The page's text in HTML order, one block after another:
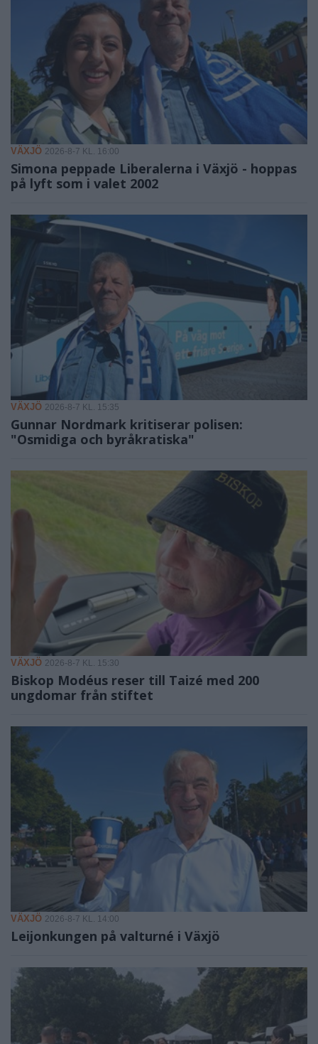
VÄXJÖ 2026-8-7 KL. 16:00
Simona peppade Liberalerna i Växjö - hoppas
på lyft som i valet 2002
VÄXJÖ 2026-8-7 KL. 15:35
Gunnar Nordmark kritiserar polisen:
"Osmidiga och byråkratiska"
VÄXJÖ 2026-8-7 KL. 15:30
Biskop Modéus reser till Taizé med 200
ungdomar från stiftet
VÄXJÖ 2026-8-7 KL. 14:00
Leijonkungen på valturné i Växjö